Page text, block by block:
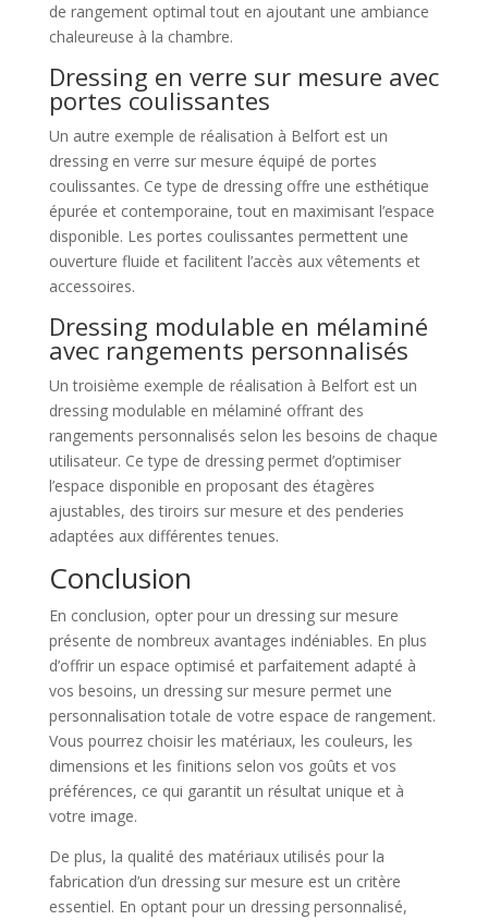
de rangement optimal tout en ajoutant une ambiance
chaleureuse à la chambre.
Dressing en verre sur mesure avec
portes coulissantes
Un autre exemple de réalisation à Belfort est un
dressing en verre sur mesure équipé de portes
coulissantes. Ce type de dressing offre une esthétique
épurée et contemporaine, tout en maximisant l’espace
disponible. Les portes coulissantes permettent une
ouverture fluide et facilitent l’accès aux vêtements et
accessoires.
Dressing modulable en mélaminé
avec rangements personnalisés
Un troisième exemple de réalisation à Belfort est un
dressing modulable en mélaminé offrant des
rangements personnalisés selon les besoins de chaque
utilisateur. Ce type de dressing permet d’optimiser
l’espace disponible en proposant des étagères
ajustables, des tiroirs sur mesure et des penderies
adaptées aux différentes tenues.
Conclusion
En conclusion, opter pour un dressing sur mesure
présente de nombreux avantages indéniables. En plus
d’offrir un espace optimisé et parfaitement adapté à
vos besoins, un dressing sur mesure permet une
personnalisation totale de votre espace de rangement.
Vous pourrez choisir les matériaux, les couleurs, les
dimensions et les finitions selon vos goûts et vos
préférences, ce qui garantit un résultat unique et à
votre image.
De plus, la qualité des matériaux utilisés pour la
fabrication d’un dressing sur mesure est un critère
essentiel. En optant pour un dressing personnalisé,